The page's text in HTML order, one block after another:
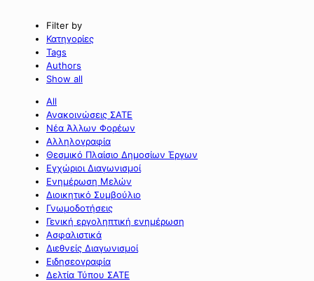
Filter by
Κατηγορίες
Tags
Authors
Show all
All
Ανακοινώσεις ΣΑΤΕ
Νέα Άλλων Φορέων
Αλληλογραφία
Θεσμικό Πλαίσιο Δημοσίων Έργων
Εγχώριοι Διαγωνισμοί
Ενημέρωση Μελών
Διοικητικό Συμβούλιο
Γνωμοδοτήσεις
Γενική εργοληπτική ενημέρωση
Ασφαλιστικά
Διεθνείς Διαγωνισμοί
Ειδησεογραφία
Δελτία Τύπου ΣΑΤΕ